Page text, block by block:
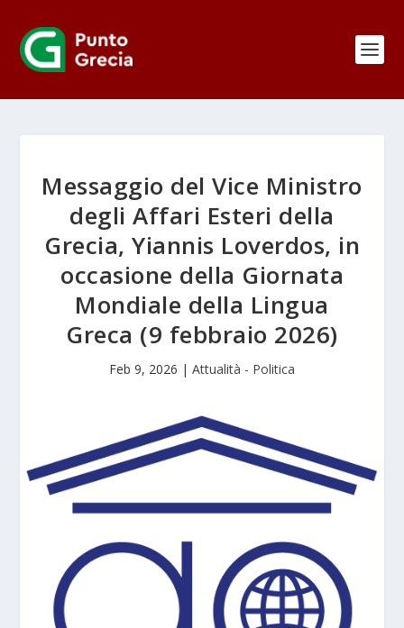
Messaggio del Vice Ministro
degli Affari Esteri della
Grecia, Yiannis Loverdos, in
occasione della Giornata
Mondiale della Lingua
Greca (9 febbraio 2026)
Feb 9, 2026 | Attualità - Politica